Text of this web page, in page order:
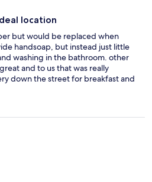
location
but would be replaced when
handsoap, but instead just little
washing in the bathroom. other
and to us that was really
down the street for breakfast and